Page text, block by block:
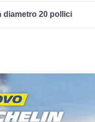
diametro 20 pollici